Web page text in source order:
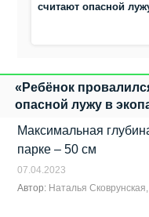
считают опасной
«Ребёнок
опасной лужу в
Максимальная
парке – 50 см
07.04.2023
Автор: Наталья